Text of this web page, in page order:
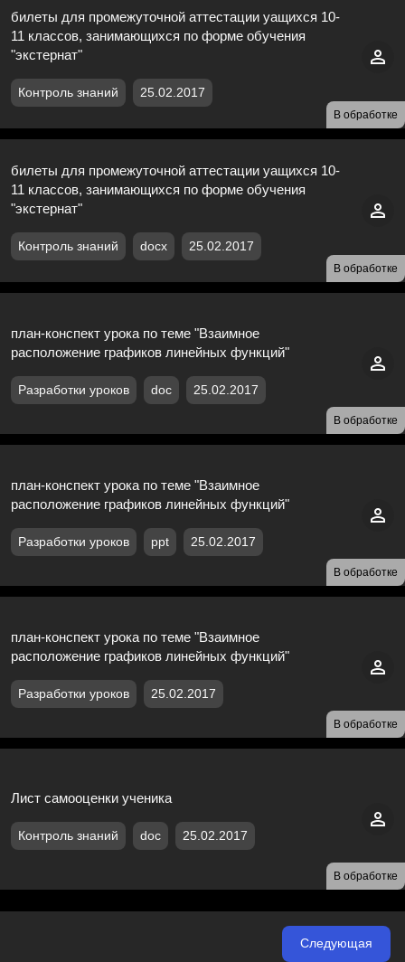
В обработке
билеты для промежуточной аттестации уащихся 10-
11 классов, занимающихся по форме обучения
"экстернат"
Контроль знаний 25.02.2017
В обработке
билеты для промежуточной аттестации уащихся 10-
11 классов, занимающихся по форме обучения
"экстернат"
Контроль знаний docx 25.02.2017
В обработке
план-конспект урока по теме "Взаимное
расположение графиков линейных функций"
Разработки уроков doc 25.02.2017
В обработке
план-конспект урока по теме "Взаимное
расположение графиков линейных функций"
Разработки уроков ppt 25.02.2017
В обработке
план-конспект урока по теме "Взаимное
расположение графиков линейных функций"
Разработки уроков 25.02.2017
В обработке
Лист самооценки ученика
Контроль знаний doc 25.02.2017
Следующая